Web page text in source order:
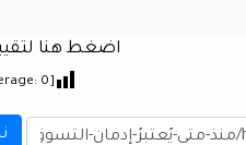
اضغط هنا
[Average:
0